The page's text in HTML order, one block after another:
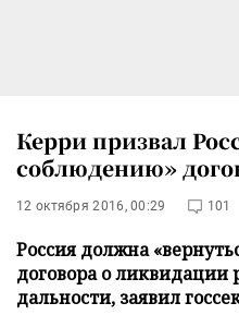
Керри призвал
соблюдению»
12 октября 2016, 00:29 101
Россия должна
договора о ликвидации
дальности, заявил